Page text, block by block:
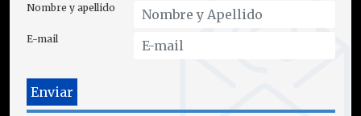
Nombre y apellido
E-mail